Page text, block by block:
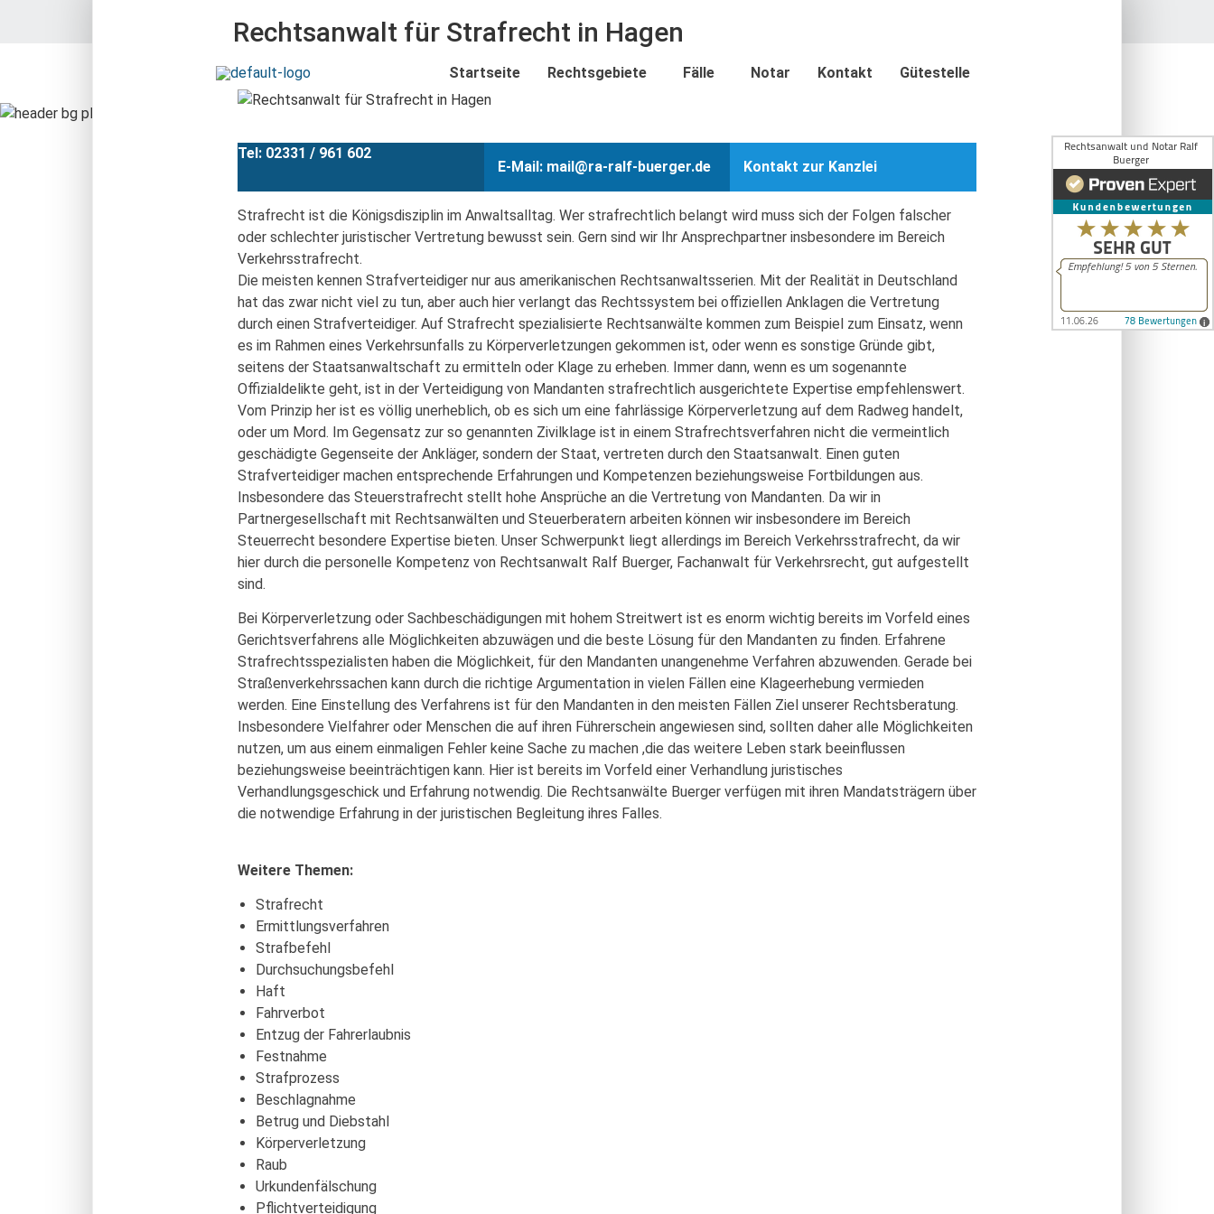
Untere Lindenstr. 4, D-58089 Hagen Aktuelles mail@ra-ralf-buerger.de
Startseite Rechtsgebiete Fälle Notar Kontakt Gütestelle
Rechtsanwalt für Strafrecht in Hagen
Tel: 02331 / 961 602
E-Mail: mail@ra-ralf-buerger.de Kontakt zur Kanzlei
Strafrecht ist die Königsdisziplin im Anwaltsalltag. Wer strafrechtlich belangt wird muss sich der Folgen falscher
oder schlechter juristischer Vertretung bewusst sein. Gern sind wir Ihr Ansprechpartner insbesondere im Bereich
Verkehrsstrafrecht.
Die meisten kennen Strafverteidiger nur aus amerikanischen Rechtsanwaltsserien. Mit der Realität in Deutschland
hat das zwar nicht viel zu tun, aber auch hier verlangt das Rechtssystem bei offiziellen Anklagen die Vertretung
durch einen Strafverteidiger. Auf Strafrecht spezialisierte Rechtsanwälte kommen zum Beispiel zum Einsatz, wenn
es im Rahmen eines Verkehrsunfalls zu Körperverletzungen gekommen ist, oder wenn es sonstige Gründe gibt,
seitens der Staatsanwaltschaft zu ermitteln oder Klage zu erheben. Immer dann, wenn es um sogenannte
Offizialdelikte geht, ist in der Verteidigung von Mandanten strafrechtlich ausgerichtete Expertise empfehlenswert.
Vom Prinzip her ist es völlig unerheblich, ob es sich um eine fahrlässige Körperverletzung auf dem Radweg handelt,
oder um Mord. Im Gegensatz zur so genannten Zivilklage ist in einem Strafrechtsverfahren nicht die vermeintlich
geschädigte Gegenseite der Ankläger, sondern der Staat, vertreten durch den Staatsanwalt. Einen guten
Strafverteidiger machen entsprechende Erfahrungen und Kompetenzen beziehungsweise Fortbildungen aus.
Insbesondere das Steuerstrafrecht stellt hohe Ansprüche an die Vertretung von Mandanten. Da wir in
Partnergesellschaft mit Rechtsanwälten und Steuerberatern arbeiten können wir insbesondere im Bereich
Steuerrecht besondere Expertise bieten. Unser Schwerpunkt liegt allerdings im Bereich Verkehrsstrafrecht, da wir
hier durch die personelle Kompetenz von Rechtsanwalt Ralf Buerger, Fachanwalt für Verkehrsrecht, gut aufgestellt
sind.
Bei Körperverletzung oder Sachbeschädigungen mit hohem Streitwert ist es enorm wichtig bereits im Vorfeld eines
Gerichtsverfahrens alle Möglichkeiten abzuwägen und die beste Lösung für den Mandanten zu finden. Erfahrene
Strafrechtsspezialisten haben die Möglichkeit, für den Mandanten unangenehme Verfahren abzuwenden. Gerade bei
Straßenverkehrssachen kann durch die richtige Argumentation in vielen Fällen eine Klageerhebung vermieden
werden. Eine Einstellung des Verfahrens ist für den Mandanten in den meisten Fällen Ziel unserer Rechtsberatung.
Insbesondere Vielfahrer oder Menschen die auf ihren Führerschein angewiesen sind, sollten daher alle Möglichkeiten
nutzen, um aus einem einmaligen Fehler keine Sache zu machen ,die das weitere Leben stark beeinflussen
beziehungsweise beeinträchtigen kann. Hier ist bereits im Vorfeld einer Verhandlung juristisches
Verhandlungsgeschick und Erfahrung notwendig. Die Rechtsanwälte Buerger verfügen mit ihren Mandatsträgern über
die notwendige Erfahrung in der juristischen Begleitung ihres Falles.
Weitere Themen:
Strafrecht
Ermittlungsverfahren
Strafbefehl
Durchsuchungsbefehl
Haft
Fahrverbot
Entzug der Fahrerlaubnis
Festnahme
Strafprozess
Beschlagnahme
Betrug und Diebstahl
Körperverletzung
Raub
Urkundenfälschung
Pflichtverteidigung